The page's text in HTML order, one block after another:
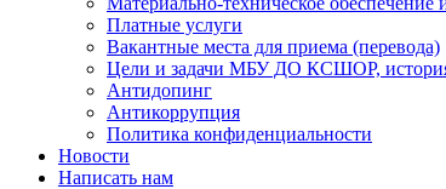
Платные услуги
Вакантные места для приема (перевода)
Цели и задачи МБУ ДО КСШОР,
Антидопинг
Антикоррупция
Политика конфиденциальности
Новости
Написать нам